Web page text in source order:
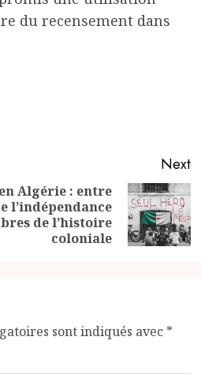
du recensement dans
Next
Algérie : entre
l’indépendance
de l’histoire
coloniale
sont indiqués avec *